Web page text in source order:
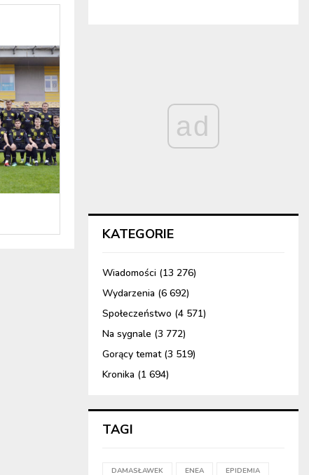
ad
KATEGORIE
Wiadomości (13 276)
Wydarzenia (6 692)
Społeczeństwo (4 571)
Na sygnale (3 772)
Gorący temat(3 519)
Kronika (1 694)
TAGI
DAMASŁAWEK ENEA EPIDEMIA